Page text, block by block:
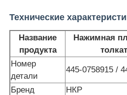
Главная страница
Продукция
Ролики
Технические
Название
продукта
Нажимная
Номер
детали
445-0758915 /
Бренд НКР